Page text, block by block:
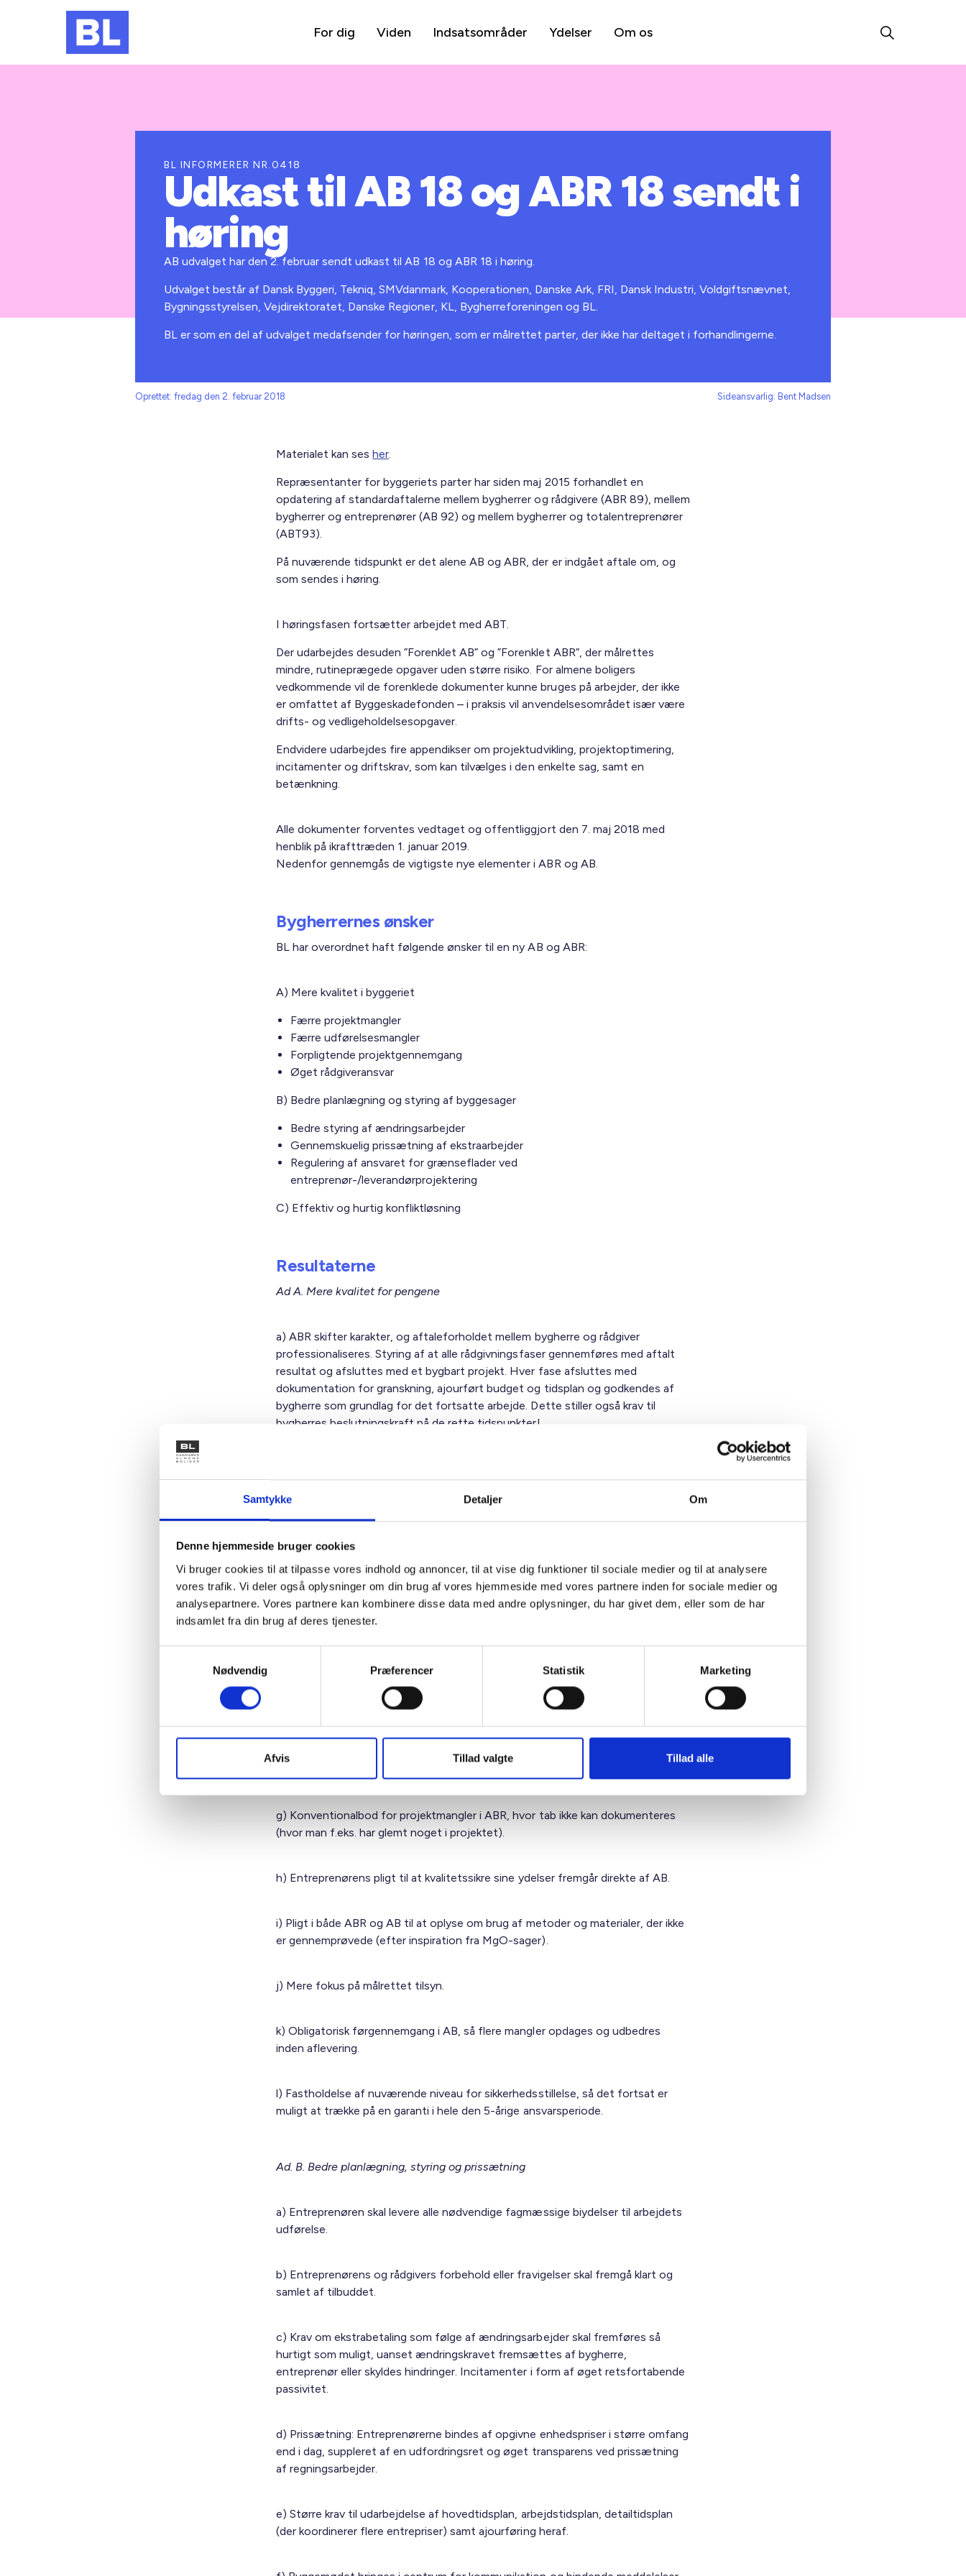
Samtykke Detaljer Om
Denne hjemmeside bruger cookies
Vi bruger cookies til at tilpasse vores indhold og annoncer, til at vise dig funktioner til sociale medier og til at analysere
vores trafik. Vi deler også oplysninger om din brug af vores hjemmeside med vores partnere inden for sociale medier og
analysepartnere. Vores partnere kan kombinere disse data med andre oplysninger, du har givet dem, eller som de har
indsamlet fra din brug af deres tjenester.
Nødvendig
Præferencer Statistik Marketing
Afvis Tillad valgte Tillad alle
For dig Viden Indsatsområder Ydelser Om os
BL INFORMERER NR.0418
Udkast til AB 18 og ABR 18 sendt i
høring
AB udvalget har den 2. februar sendt udkast til AB 18 og ABR 18 i høring.
Udvalget består af Dansk Byggeri, Tekniq, SMVdanmark, Kooperationen, Danske Ark, FRI, Dansk Industri, Voldgiftsnævnet,
Bygningsstyrelsen, Vejdirektoratet, Danske Regioner, KL, Bygherreforeningen og BL.
BL er som en del af udvalget medafsender for høringen, som er målrettet parter, der ikke har deltaget i forhandlingerne.
Oprettet: fredag den 2. februar 2018 Sideansvarlig: Bent Madsen
Materialet kan sesher.
Repræsentanter for byggeriets parter har siden maj 2015 forhandlet en
opdatering af standardaftalerne mellem bygherrer og rådgivere (ABR 89), mellem
bygherrer og entreprenører (AB 92) og mellem bygherrer og totalentreprenører
(ABT93).
På nuværende tidspunkt er det alene AB og ABR, der er indgået aftale om, og
som sendes i høring.
I høringsfasen fortsætter arbejdet med ABT.
Der udarbejdes desuden ”Forenklet AB” og ”Forenklet ABR”, der målrettes
mindre, rutineprægede opgaver uden større risiko. For almene boligers
vedkommende vil de forenklede dokumenter kunne bruges på arbejder, der ikke
er omfattet af Byggeskadefonden – i praksis vil anvendelsesområdet især være
drifts- og vedligeholdelsesopgaver.
Endvidere udarbejdes fire appendikser om projektudvikling, projektoptimering,
incitamenter og driftskrav, som kan tilvælges i den enkelte sag, samt en
betænkning.
Alle dokumenter forventes vedtaget og offentliggjort den 7. maj 2018 med
henblik på ikrafttræden 1. januar 2019.
Nedenfor gennemgås de vigtigste nye elementer i ABR og AB.
Bygherrernes ønsker
BL har overordnet haft følgende ønsker til en ny AB og ABR:
A) Mere kvalitet i byggeriet
Færre projektmangler
Færre udførelsesmangler
Forpligtende projektgennemgang
Øget rådgiveransvar
B) Bedre planlægning og styring af byggesager
Bedre styring af ændringsarbejder
Gennemskuelig prissætning af ekstraarbejder
Regulering af ansvaret for grænseflader ved
entreprenør-/leverandørprojektering
C) Effektiv og hurtig konfliktløsning
Resultaterne
Ad A. Mere kvalitet for pengene
a) ABR skifter karakter, og aftaleforholdet mellem bygherre og rådgiver
professionaliseres. Styring af at alle rådgivningsfaser gennemføres med aftalt
resultat og afsluttes med et bygbart projekt. Hver fase afsluttes med
dokumentation for granskning, ajourført budget og tidsplan og godkendes af
bygherre som grundlag for det fortsatte arbejde. Dette stiller også krav til
bygherres beslutningskraft på de rette tidspunkter!
med incitamenter for entreprenøren til at gøre opmærksom på projektfejl og
krav på dette tidlige tidspunkt.
c) Ansvar for grænseflader placeres hos projekteringsleder, der også har ansvar
for at koordinere fælles tværgående granskning af projektet. Alle har ansvar for
eget projekt med grænseflader.
d) Styring af, hvornår rådgiver kan delegere projektering til entreprenør – sikre at
e) Tilsvarende præciseres entreprenørens ansvar for egen projektering.
f) Vederlagsfri omprojektering i ABR ved dyre licitationer, som burde have været
g) Konventionalbod for projektmangler i ABR, hvor tab ikke kan dokumenteres
(hvor man f.eks. har glemt noget i projektet).
h) Entreprenørens pligt til at kvalitetssikre sine ydelser fremgår direkte af AB.
i) Pligt i både ABR og AB til at oplyse om brug af metoder og materialer, der ikke
er gennemprøvede (efter inspiration fra MgO-sager).
j) Mere fokus på målrettet tilsyn.
k) Obligatorisk førgennemgang i AB, så flere mangler opdages og udbedres
inden aflevering.
l) Fastholdelse af nuværende niveau for sikkerhedsstillelse, så det fortsat er
muligt at trække på en garanti i hele den 5-årige ansvarsperiode.
Ad. B. Bedre planlægning, styring og prissætning
a) Entreprenøren skal levere alle nødvendige fagmæssige biydelser til arbejdets
udførelse.
b) Entreprenørens og rådgivers forbehold eller fravigelser skal fremgå klart og
samlet af tilbuddet.
c) Krav om ekstrabetaling som følge af ændringsarbejder skal fremføres så
hurtigt som muligt, uanset ændringskravet fremsættes af bygherre,
entreprenør eller skyldes hindringer. Incitamenter i form af øget retsfortabende
passivitet.
d) Prissætning: Entreprenørerne bindes af opgivne enhedspriser i større omfang
end i dag, suppleret af en udfordringsret og øget transparens ved prissætning
af regningsarbejder.
e) Større krav til udarbejdelse af hovedtidsplan, arbejdstidsplan, detailtidsplan
(der koordinerer flere entrepriser) samt ajourføring heraf.